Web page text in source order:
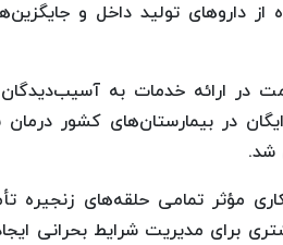
از داروهای تولید داخل و
در ارائه خدمات به
صورت رایگان در بیمارستان‌های کشور
شد.
مؤثر تمامی حلقه‌های زنجیره
بیشتری برای مدیریت شرایط بحرانی